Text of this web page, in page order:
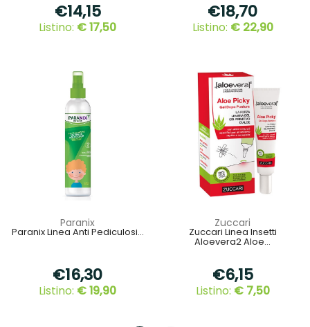
€14,15
Listino: € 17,50
€18,70
Listino: € 22,90
Paranix
Paranix Linea Anti Pediculosi...
€16,30
Listino: € 19,90
Zuccari
Zuccari Linea Insetti
Aloevera2 Aloe...
€6,15
Listino: € 7,50